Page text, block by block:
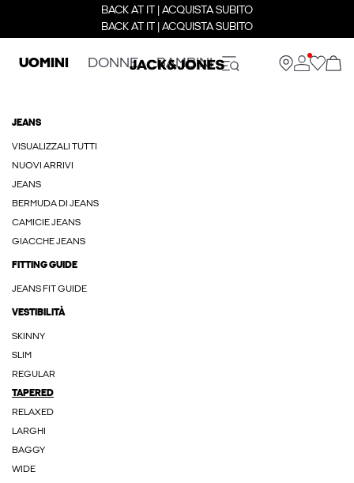
BACK AT IT | ACQUISTA SUBITO
BACK AT IT | ACQUISTA SUBITO
UOMINI DONNE BAMBINI
JEANS
VISUALIZZALI TUTTI
NUOVI ARRIVI
JEANS
BERMUDA DI JEANS
CAMICIE JEANS
GIACCHE JEANS
FITTING GUIDE
JEANS FIT GUIDE
VESTIBILITÀ
SKINNY
SLIM
REGULAR
TAPERED
RELAXED
LARGHI
BAGGY
WIDE